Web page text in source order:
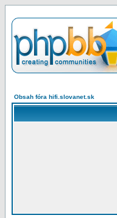
Obsah fóra hifi.slovanet.sk